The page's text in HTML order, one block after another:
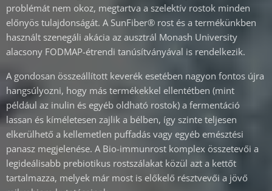
problémát nem okoz, megtartva a szelektív rostok minden
előnyös tulajdonságát. A SunFiber® rost és a termékünkben
használt szenegáli akácia az ausztrál Monash University
alacsony FODMAP-étrendi tanúsítványával is rendelkezik.
A gondosan összeállított keverék esetében nagyon fontos újra
hangsúlyozni, hogy más termékekkel ellentétben (mint
például az inulin és egyéb oldható rostok) a fermentáció
lassan és kíméletesen zajlik a bélben, így szinte teljesen
elkerülhető a kellemetlen puffadás vagy egyéb emésztési
panasz megjelenése. A Bio-immunrost komplex összetevői a
legideálisabb prebiotikus rostszálakat közül azt a kettőt
tartalmazza, melyek már most is előkelő résztvevői a jövő